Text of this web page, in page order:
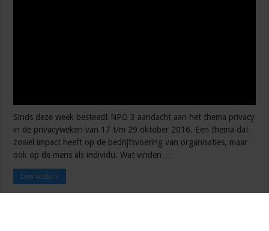
Sinds deze week besteedt NPO 3 aandacht aan het thema privacy
in de privacyweken van 17 t/m 29 oktober 2016. Een thema dat
zowel impact heeft op de bedrijfsvoering van organisaties, maar
ook op de mens als individu. Wat vinden …
Lees verder »